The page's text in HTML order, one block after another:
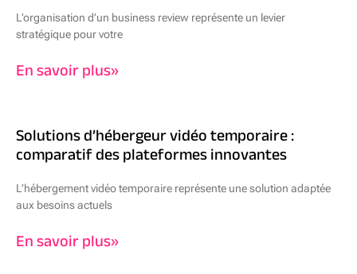
L’organisation d’un business review représente un levier
stratégique pour votre
En savoir plus»
Solutions d’hébergeur vidéo temporaire :
comparatif des plateformes innovantes
L’hébergement vidéo temporaire représente une solution adaptée
aux besoins actuels
En savoir plus»